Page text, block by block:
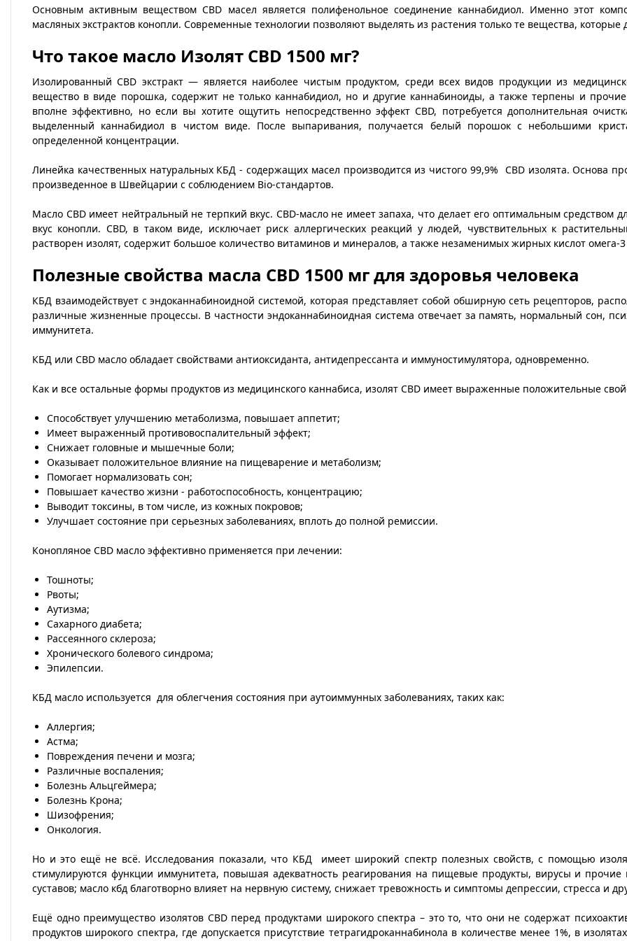
Основным активным веществом CBD масел является полифенольное соединение каннабидиол. Именно этот
масляных экстрактов конопли. Современные технологии позволяют выделять из растения только те вещества,
Что такое масло Изолят CBD 1500 мг?
Изолированный CBD экстракт — является наиболее чистым продуктом, среди всех видов продукции из
вещество в виде порошка, содержит не только каннабидиол, но и другие каннабиноиды, а также терпены и
вполне эффективно, но если вы хотите ощутить непосредственно эффект CBD, потребуется дополнительная
выделенный каннабидиол в чистом виде. После выпаривания, получается белый порошок с небольшими
определенной концентрации.
Линейка качественных натуральных КБД - содержащих масел производится из чистого 99,9% CBD изолята. Основа
произведенное в Швейцарии с соблюдением Bio-стандартов.
Масло CBD имеет нейтральный не терпкий вкус. CBD-масло не имеет запаха, что делает его оптимальным средством
вкус конопли. CBD, в таком виде, исключает риск аллергических реакций у людей, чувствительных к
растворен изолят, содержит большое количество витаминов и минералов, а также незаменимых жирных кислот омега-
Полезные свойства масла CBD 1500 мг для здоровья человека
КБД взаимодействует с эндоканнабиноидной системой, которая представляет собой обширную сеть рецепторов,
различные жизненные процессы. В частности эндоканнабиноидная система отвечает за память, нормальный сон,
иммунитета.
КБД или CBD масло обладает свойствами антиоксиданта, антидепрессанта и иммуностимулятора, одновременно.
Как и все остальные формы продуктов из медицинского каннабиса, изолят CBD имеет выраженные положительные
Способствует улучшению метаболизма, повышает аппетит;
Имеет выраженный противовоспалительный эффект;
Снижает головные и мышечные боли;
Оказывает положительное влияние на пищеварение и метаболизм;
Помогает нормализовать сон;
Повышает качество жизни - работоспособность, концентрацию;
Выводит токсины, в том числе, из кожных покровов;
Улучшает состояние при серьезных заболеваниях, вплоть до полной ремиссии.
Конопляное CBD масло эффективно применяется при лечении:
Тошноты;
Рвоты;
Аутизма;
Сахарного диабета;
Рассеянного склероза;
Хронического болевого синдрома;
Эпилепсии.
КБД масло используется для облегчения состояния при аутоиммунных заболеваниях, таких как:
Аллергия;
Астма;
Повреждения печени и мозга;
Различные воспаления;
Болезнь Альцгеймера;
Болезнь Крона;
Шизофрения;
Онкология.
Но и это ещё не всё. Исследования показали, что КБД имеет широкий спектр полезных свойств, с помощью
стимулируются функции иммунитета, повышая адекватность реагирования на пищевые продукты, вирусы и
суставов; масло кбд благотворно влияет на нервную систему, снижает тревожность и симптомы депрессии, стресса и
Ещё одно преимущество изолятов CBD перед продуктами широкого спектра – это то, что они не содержат
продуктов широкого спектра, где допускается присутствие тетрагидроканнабинола в количестве менее 1%, в